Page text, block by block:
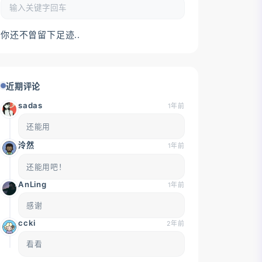
你还不曾留下足迹..
近期评论
sadas 1年前
还能用
泠然 1年前
还能用吧！
AnLing 1年前
感谢
ccki 2年前
看看